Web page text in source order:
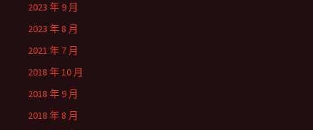
2023 年 9 月
2023 年 8 月
2021 年 7 月
2018 年 10 月
2018 年 9 月
2018 年 8 月